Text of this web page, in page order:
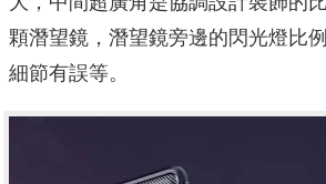
顆潛望鏡，潛望鏡旁邊的閃光燈比
細節有誤等。